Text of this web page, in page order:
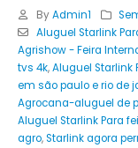
By Admin1
Aluguel Starlink
Agrishow - Feira
tvs 4k,Aluguel Starlink
em são paulo e rio de
Agrocana-aluguel de
Aluguel Starlink Para
agro,Starlink agora